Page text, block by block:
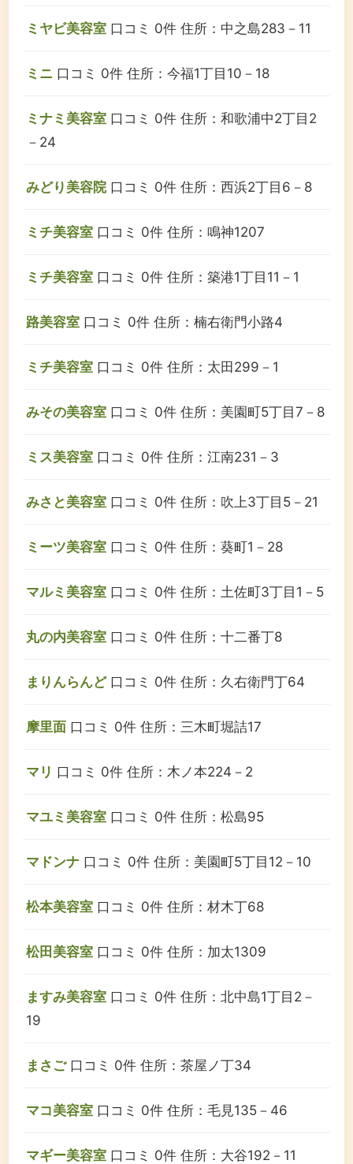
ミヤビ美容室 口コミ 0件 住所：中之島283－11
ミニ 口コミ 0件 住所：今福1丁目10－18
ミナミ美容室 口コミ 0件 住所：和歌浦中2丁目2
－24
みどり美容院 口コミ 0件 住所：西浜2丁目6－8
ミチ美容室 口コミ 0件 住所：鳴神1207
ミチ美容室 口コミ 0件 住所：築港1丁目11－1
路美容室 口コミ 0件 住所：楠右衛門小路4
ミチ美容室 口コミ 0件 住所：太田299－1
みその美容室 口コミ 0件 住所：美園町5丁目7－8
ミス美容室 口コミ 0件 住所：江南231－3
みさと美容室 口コミ 0件 住所：吹上3丁目5－21
ミーツ美容室 口コミ 0件 住所：葵町1－28
マルミ美容室 口コミ 0件 住所：土佐町3丁目1－5
丸の内美容室 口コミ 0件 住所：十二番丁8
まりんらんど 口コミ 0件 住所：久右衛門丁64
摩里面 口コミ 0件 住所：三木町堀詰17
マリ 口コミ 0件 住所：木ノ本224－2
マユミ美容室 口コミ 0件 住所：松島95
マドンナ 口コミ 0件 住所：美園町5丁目12－10
松本美容室 口コミ 0件 住所：材木丁68
松田美容室 口コミ 0件 住所：加太1309
ますみ美容室 口コミ 0件 住所：北中島1丁目2－
19
まさご 口コミ 0件 住所：茶屋ノ丁34
マコ美容室 口コミ 0件 住所：毛見135－46
マギー美容室 口コミ 0件 住所：大谷192－11